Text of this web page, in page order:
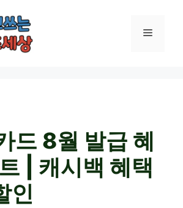
메
드 8월 발급 혜
| 캐시백 혜택
인